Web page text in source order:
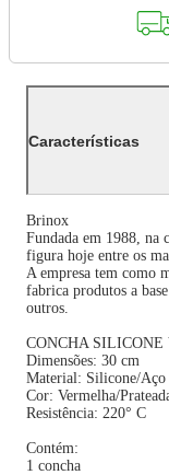
Características
Brinox
Fundada em 1988, na
figura hoje entre os
A empresa tem como
fabrica produtos a
outros.
CONCHA
Dimensões: 30 cm
Material: Silicone/
Cor: Vermelha/
Resistência: 220° C
Contém:
1 concha